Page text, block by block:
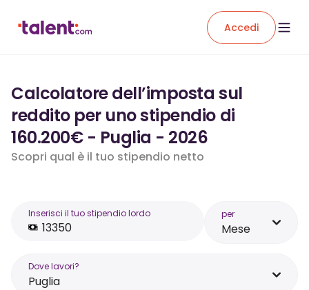
Accedi
Calcolatore dell’imposta sul
reddito per uno stipendio di
160.200€ - Puglia - 2026
Scopri qual è il tuo stipendio netto
Inserisci il tuo stipendio lordo per
Mese
Dove lavori?
Puglia